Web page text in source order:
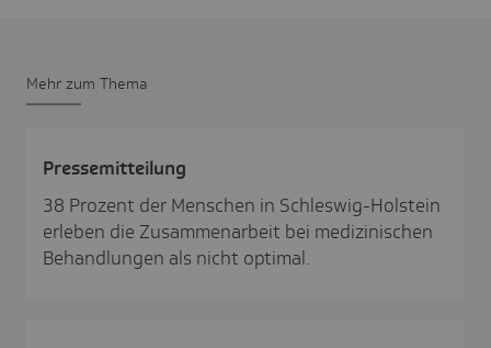
Mehr zum Thema
Pres­se­mit­tei­lung
38 Prozent der Menschen in Schleswig-Holstein
erleben die Zusammenarbeit bei medizinischen
Behandlungen als nicht optimal.